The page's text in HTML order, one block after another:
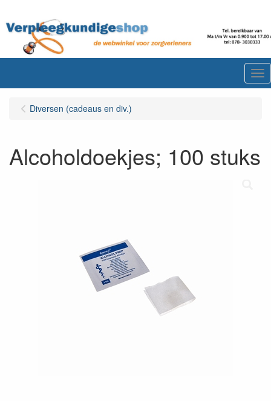
Diversen (cadeaus en div.)
Alcoholdoekjes; 100 stuks